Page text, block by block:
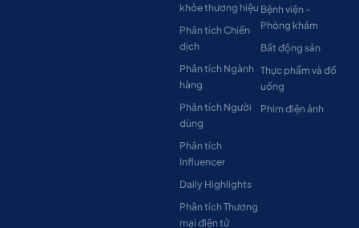
khỏe thương hiệu
Phân tích Chiến
dịch
Phân tích Ngành
hàng
Phân tích Người
dùng
Phân tích
Influencer
Daily Highlights
Phân tích Thương
mại điện tử
Bệnh viện -
Phòng khám
Bất động sản
Thực phẩm và đồ
uống
Phim điện ảnh